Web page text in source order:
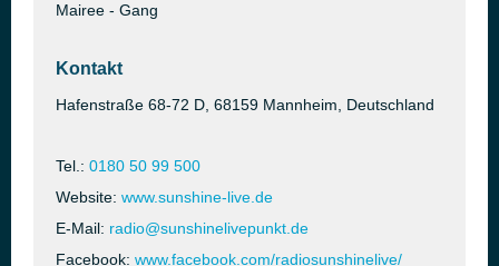
Mairee - Gang
Kontakt
Hafenstraße 68-72 D, 68159 Mannheim, Deutschland
Tel.: 0180 50 99 500
Website: www.sunshine-live.de
E-Mail: radio@sunshinelivepunkt.de
Facebook: www.facebook.com/radiosunshinelive/